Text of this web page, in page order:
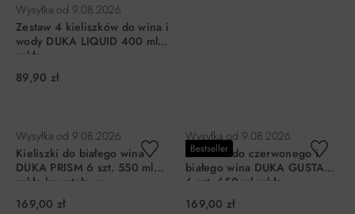
Wysyłka od 9.08.2026
Zestaw 4 kieliszków do wina i
wody DUKA LIQUID 400 ml
szkło
89,90 zł
Wysyłka od 9.08.2026
Kieliszki do białego wina
DUKA PRISM 6 szt. 550 ml
szkło kryształowe
169,00 zł
Bestseller
Wysyłka od 9.08.2026
Kieliszki do czerwonego i
białego wina DUKA GUSTAV
6 szt. 650 ml szkło
kryształowe
169,00 zł